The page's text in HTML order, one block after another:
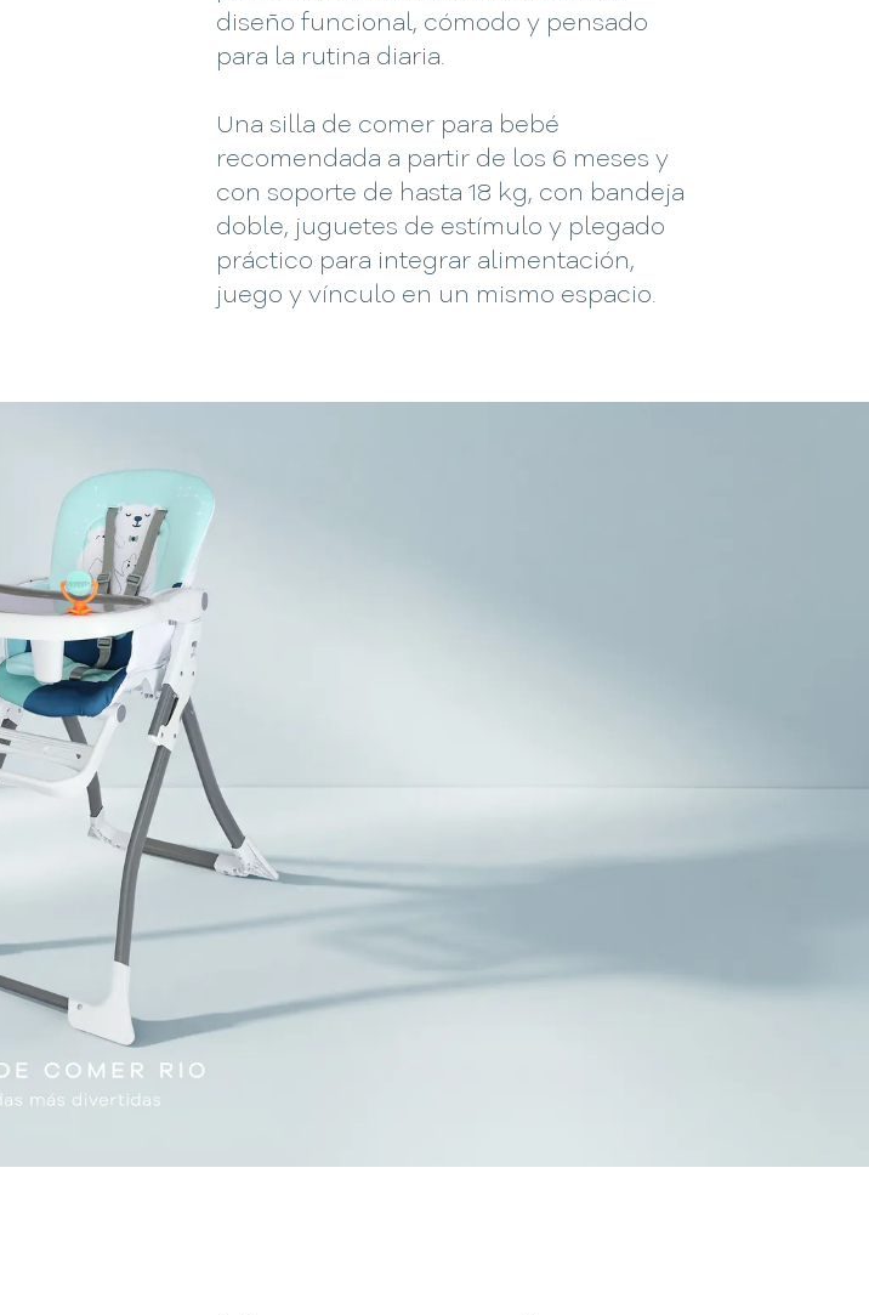
diseño funcional, cómodo y pensado
para la rutina diaria.
Una silla de comer para bebé
recomendada a partir de los 6 meses y
con soporte de hasta 18 kg, con bandeja
doble, juguetes de estímulo y plegado
práctico para integrar alimentación,
juego y vínculo en un mismo espacio.